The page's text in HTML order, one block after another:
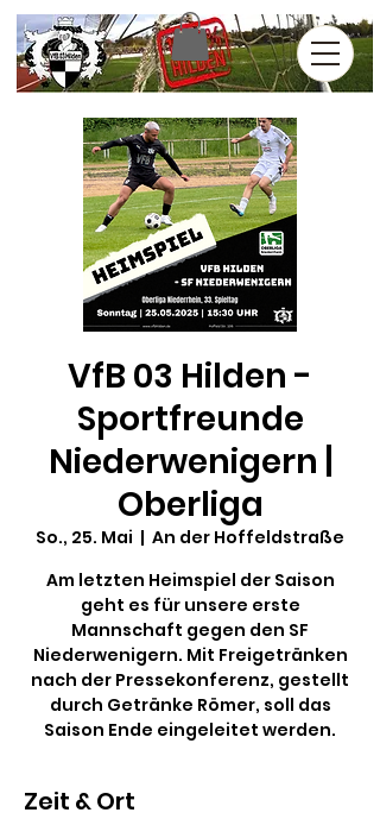
VfB 03 Hilden -
Sportfreunde
Niederwenigern |
Oberliga
So., 25. Mai
  |
An der Hoffeldstraße
Am letzten Heimspiel der Saison
geht es für unsere erste
Mannschaft gegen den SF
Niederwenigern. Mit Freigetränken
nach der Pressekonferenz, gestellt
durch Getränke Römer, soll das
Saison Ende eingeleitet werden.
Zeit & Ort